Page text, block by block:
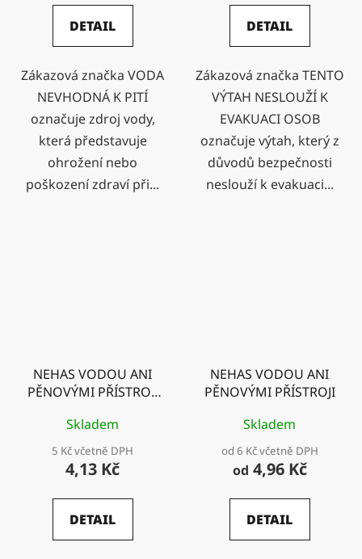
DETAIL
Zákazová značka VODA
NEVHODNÁ K PITÍ
označuje zdroj vody,
která představuje
ohrožení nebo
poškození zdraví při...
DETAIL
Zákazová značka TENTO
VÝTAH NESLOUŽÍ K
EVAKUACI OSOB
označuje výtah, který z
důvodů bezpečnosti
neslouží k evakuaci...
NEHAS VODOU ANI
PĚNOVÝMI PŘÍSTROJI
Skladem
5 Kč včetně DPH
4,13 Kč
DETAIL
NEHAS VODOU ANI
PĚNOVÝMI PŘÍSTROJI
Skladem
od 6 Kč včetně DPH
od 4,96 Kč
DETAIL